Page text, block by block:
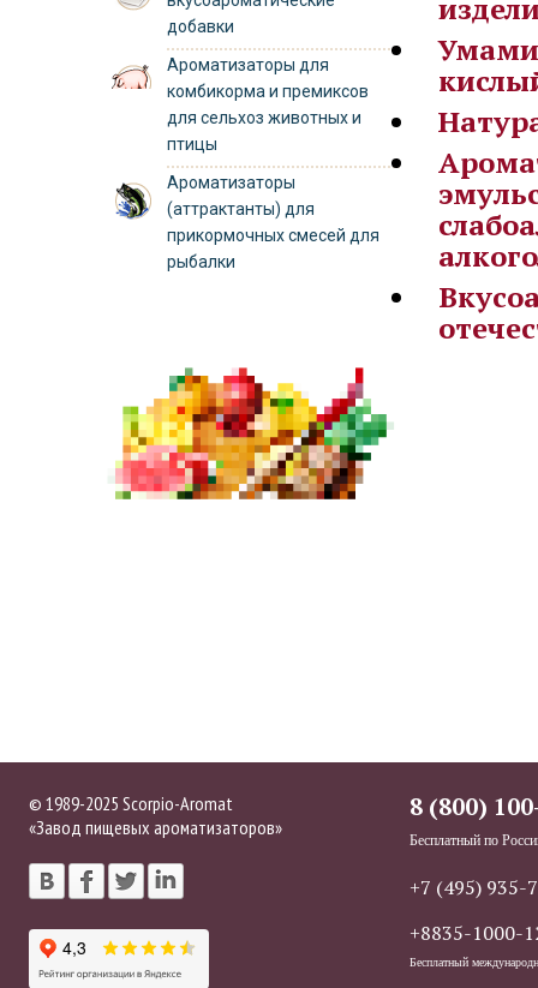
добавки
Ароматизаторы для
комбикорма и премиксов
для сельхоз животных и
птицы
Ароматизаторы
(аттрактанты) для
прикормочных смесей для
рыбалки
Умами
© 1989-2025 Scorpio-Aromat
«Завод пищевых ароматизаторов»
8 (800)
Бесплатный по
+7 (495) 935-
+8835-1000-
Бесплатный